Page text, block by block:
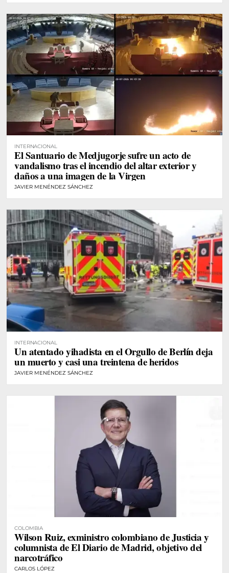
INTERNACIONAL
El Santuario de Medjugorje sufre un acto de
vandalismo tras el incendio del altar exterior y
daños a una imagen de la Virgen
JAVIER MENÉNDEZ SÁNCHEZ
INTERNACIONAL
Un atentado yihadista en el Orgullo de Berlín deja
un muerto y casi una treintena de heridos
JAVIER MENÉNDEZ SÁNCHEZ
COLOMBIA
Wilson Ruiz, exministro colombiano de Justicia y
columnista de El Diario de Madrid, objetivo del
narcotráfico
CARLOS LÓPEZ